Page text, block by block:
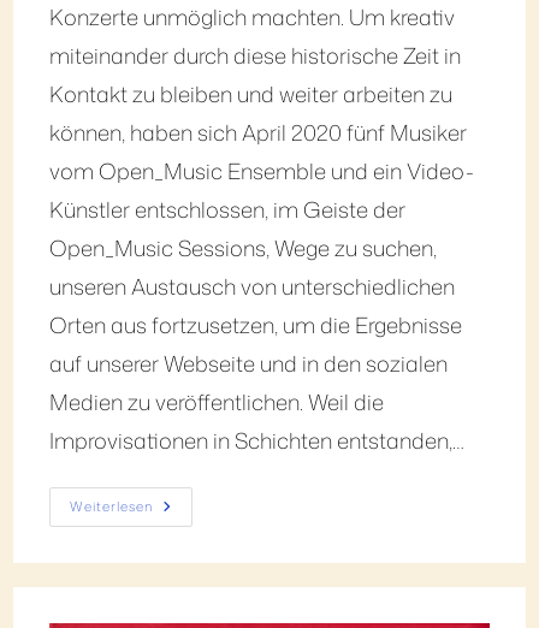
Konzerte unmöglich machten. Um kreativ
miteinander durch diese historische Zeit in
Kontakt zu bleiben und weiter arbeiten zu
können, haben sich April 2020 fünf Musiker
vom Open_Music Ensemble und ein Video-
Künstler entschlossen, im Geiste der
Open_Music Sessions, Wege zu suchen,
unseren Austausch von unterschiedlichen
Orten aus fortzusetzen, um die Ergebnisse
auf unserer Webseite und in den sozialen
Medien zu veröffentlichen. Weil die
Improvisationen in Schichten entstanden,…
Weiterlesen